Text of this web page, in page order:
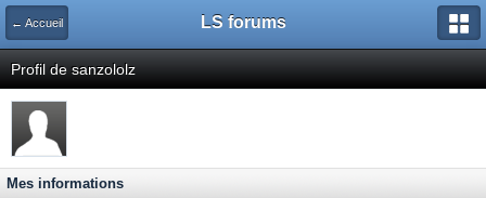
← Accueil LS forums
Profil de sanzololz
Mes informations